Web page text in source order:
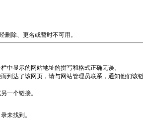
删除、更名或暂时不可用。
中显示的网站地址的拼写和格式正确无误。
到达了该网页，请与网站管理员联系，通知他们该
一个链接。
未找到。